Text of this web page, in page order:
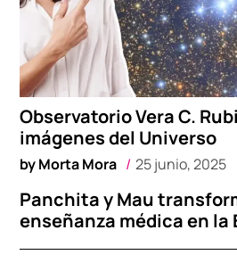
Observatorio Vera C.
imágenes del Universo
byMorta Mora 25 junio, 2025
Panchita y Mau
enseñanza médica en la